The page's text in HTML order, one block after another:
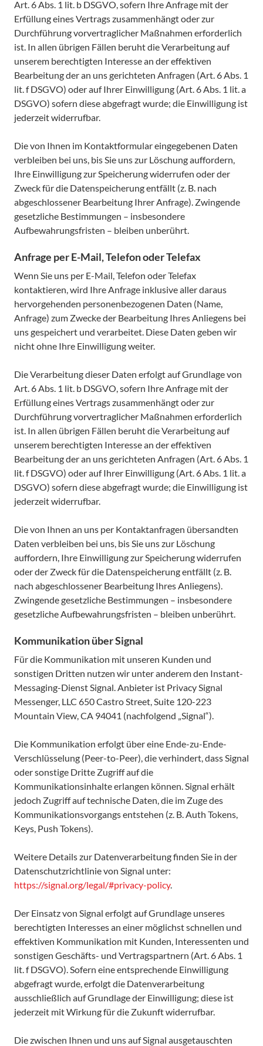
Art. 6 Abs. 1 lit. b DSGVO, sofern Ihre Anfrage mit der
Erfüllung eines Vertrags zusammenhängt oder zur
Durchführung vorvertraglicher Maßnahmen erforderlich
ist. In allen übrigen Fällen beruht die Verarbeitung auf
unserem berechtigten Interesse an der effektiven
Bearbeitung der an uns gerichteten Anfragen (Art. 6 Abs. 1
lit. f DSGVO) oder auf Ihrer Einwilligung (Art. 6 Abs. 1 lit. a
DSGVO) sofern diese abgefragt wurde; die Einwilligung ist
jederzeit widerrufbar.
Die von Ihnen im Kontaktformular eingegebenen Daten
verbleiben bei uns, bis Sie uns zur Löschung auffordern,
Ihre Einwilligung zur Speicherung widerrufen oder der
Zweck für die Datenspeicherung entfällt (z. B. nach
abgeschlossener Bearbeitung Ihrer Anfrage). Zwingende
gesetzliche Bestimmungen – insbesondere
Aufbewahrungsfristen – bleiben unberührt.
Anfrage per E-Mail, Telefon oder Telefax
Wenn Sie uns per E-Mail, Telefon oder Telefax
kontaktieren, wird Ihre Anfrage inklusive aller daraus
hervorgehenden personenbezogenen Daten (Name,
Anfrage) zum Zwecke der Bearbeitung Ihres Anliegens bei
uns gespeichert und verarbeitet. Diese Daten geben wir
nicht ohne Ihre Einwilligung weiter.
Die Verarbeitung dieser Daten erfolgt auf Grundlage von
Art. 6 Abs. 1 lit. b DSGVO, sofern Ihre Anfrage mit der
Erfüllung eines Vertrags zusammenhängt oder zur
Durchführung vorvertraglicher Maßnahmen erforderlich
ist. In allen übrigen Fällen beruht die Verarbeitung auf
unserem berechtigten Interesse an der effektiven
Bearbeitung der an uns gerichteten Anfragen (Art. 6 Abs. 1
lit. f DSGVO) oder auf Ihrer Einwilligung (Art. 6 Abs. 1 lit. a
DSGVO) sofern diese abgefragt wurde; die Einwilligung ist
jederzeit widerrufbar.
Die von Ihnen an uns per Kontaktanfragen übersandten
Daten verbleiben bei uns, bis Sie uns zur Löschung
auffordern, Ihre Einwilligung zur Speicherung widerrufen
oder der Zweck für die Datenspeicherung entfällt (z. B.
nach abgeschlossener Bearbeitung Ihres Anliegens).
Zwingende gesetzliche Bestimmungen – insbesondere
gesetzliche Aufbewahrungsfristen – bleiben unberührt.
Kommunikation über Signal
Für die Kommunikation mit unseren Kunden und
sonstigen Dritten nutzen wir unter anderem den Instant-
Messaging-Dienst Signal. Anbieter ist Privacy Signal
Messenger, LLC 650 Castro Street, Suite 120-223
Mountain View, CA 94041 (nachfolgend „Signal“).
Die Kommunikation erfolgt über eine Ende-zu-Ende-
Verschlüsselung (Peer-to-Peer), die verhindert, dass Signal
oder sonstige Dritte Zugriff auf die
Kommunikationsinhalte erlangen können. Signal erhält
jedoch Zugriff auf technische Daten, die im Zuge des
Kommunikationsvorgangs entstehen (z. B. Auth Tokens,
Keys, Push Tokens).
Weitere Details zur Datenverarbeitung finden Sie in der
Datenschutzrichtlinie von Signal unter:
https://signal.org/legal/#privacy-policy.
Der Einsatz von Signal erfolgt auf Grundlage unseres
berechtigten Interesses an einer möglichst schnellen und
effektiven Kommunikation mit Kunden, Interessenten und
sonstigen Geschäfts- und Vertragspartnern (Art. 6 Abs. 1
lit. f DSGVO). Sofern eine entsprechende Einwilligung
abgefragt wurde, erfolgt die Datenverarbeitung
ausschließlich auf Grundlage der Einwilligung; diese ist
jederzeit mit Wirkung für die Zukunft widerrufbar.
Die zwischen Ihnen und uns auf Signal ausgetauschten